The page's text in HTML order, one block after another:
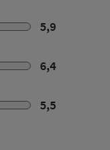
5,9
6,4
5,5